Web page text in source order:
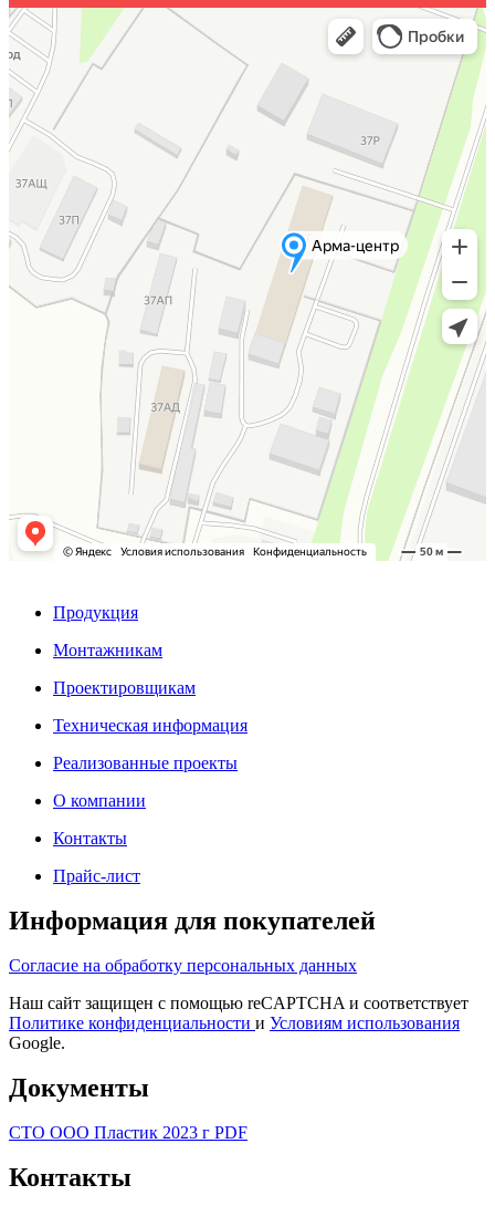
Продукция
Монтажникам
Проектировщикам
Техническая информация
Реализованные проекты
О компании
Контакты
Прайс-лист
Информация для покупателей
Согласие на обработку персональных данных
Наш сайт защищен с помощью reCAPTCHA и соответствует
Политике конфиденциальности и Условиям использования
Google.
Документы
СТО ООО Пластик 2023 г PDF
Контакты